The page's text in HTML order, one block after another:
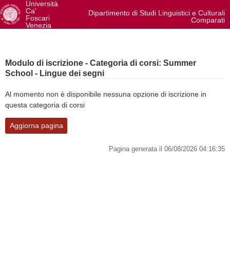
Università
Ca'
Foscari
Venezia
Dipartimento di Studi Linguistici e Culturali
Comparati
Modulo di iscrizione - Categoria di corsi: Summer
School - Lingue dei segni
Al momento non è disponibile nessuna opzione di iscrizione in
questa categoria di corsi
Aggiorna pagina
Pagina generata il 06/08/2026 04:16:35